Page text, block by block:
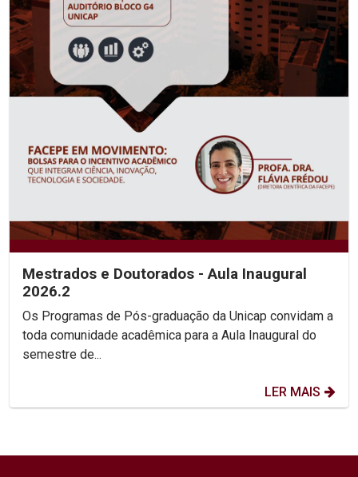
Mestrados e Doutorados - Aula Inaugural
2026.2
Os Programas de Pós-graduação da Unicap convidam a
toda comunidade acadêmica para a Aula Inaugural do
semestre de...
LER MAIS